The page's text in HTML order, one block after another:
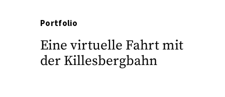
Portfolio
Eine virtuelle Fahrt mit
der Killesbergbahn